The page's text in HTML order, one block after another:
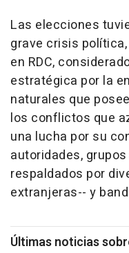
Las elecciones
grave crisis
en RDC,
estratégica por la
naturales que
los conflictos que
una lucha por su
autoridades,
respaldados por
extranjeras-- y
Últimas noticias